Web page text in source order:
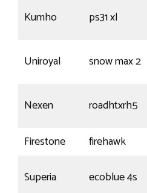
Kumho ps31 xl
Uniroyal snow max 2
Nexen roadhtxrh5
Firestone
firehawk
Superia
ecoblue 4s